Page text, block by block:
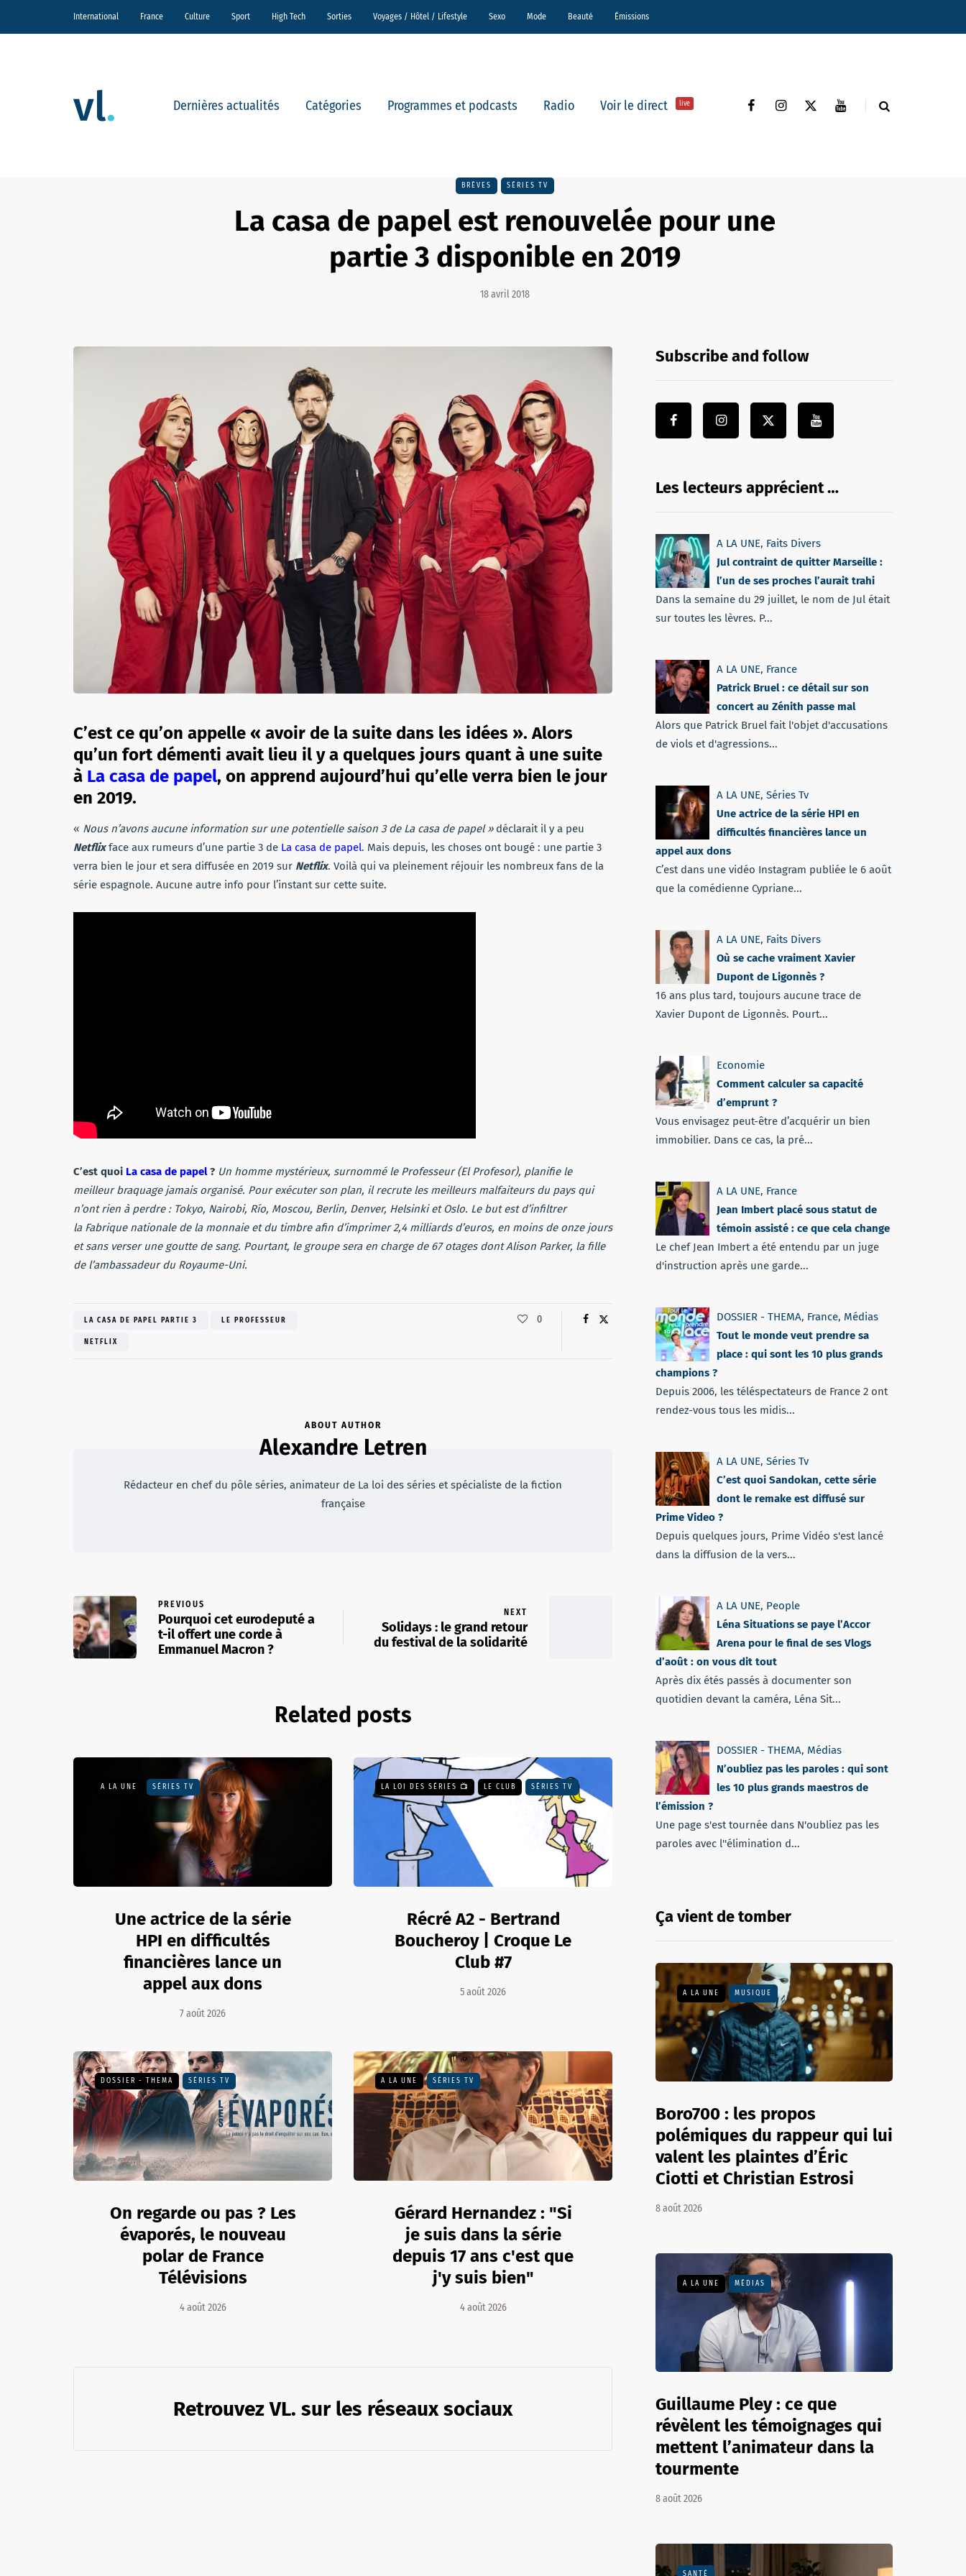
International France Culture Sport High Tech Sorties Voyages / Hôtel / Lifestyle Sexo Mode Beauté Émissions
Dernières actualités Catégories Programmes et podcasts Radio Voir le direct live
BRÈVES SÉRIES TV
La casa de papel est renouvelée pour une
partie 3 disponible en 2019
18 avril 2018
C’est ce qu’on appelle « avoir de la suite dans les idées ». Alors
qu’un fort démenti avait lieu il y a quelques jours quant à une suite
à La casa de papel, on apprend aujourd’hui qu’elle verra bien le jour
en 2019.
« Nous n’avons aucune information sur une potentielle saison 3 de La casa de papel » déclarait il y a peu
Netflixface aux rumeurs d’une partie 3 de La casa de papel. Mais depuis, les choses ont bougé : une partie 3
verra bien le jour et sera diffusée en 2019 sur Netflix. Voilà qui va pleinement réjouir les nombreux fans de la
série espagnole. Aucune autre info pour l’instant sur cette suite.
C’est quoi La casa de papel? Un homme mystérieux, surnommé le Professeur (El Profesor), planifie le
meilleur braquage jamais organisé. Pour exécuter son plan, il recrute les meilleurs malfaiteurs du pays qui
n’ont rien à perdre : Tokyo, Nairobi, Río, Moscou, Berlin, Denver, Helsinki et Oslo. Le but est d’infiltrer
la Fabrique nationale de la monnaie et du timbre afin d’imprimer 2,4 milliards d’euros, en moins de onze jours
et sans verser une goutte de sang. Pourtant, le groupe sera en charge de 67 otages dont Alison Parker, la fille
de l’ambassadeur du Royaume-Uni.
LA CASA DE PAPEL PARTIE 3 LE PROFESSEUR
NETFLIX
0
ABOUT AUTHOR
Alexandre Letren
Rédacteur en chef du pôle séries, animateur de La loi des séries et spécialiste de la fiction
française
PREVIOUS
Pourquoi cet eurodeputé a
t-il offert une corde à
Emmanuel Macron ?
NEXT
Solidays : le grand retour
du festival de la solidarité
Related posts
A LA UNE SÉRIES TV
Une actrice de la série
HPI en difficultés
financières lance un
appel aux dons
7 août 2026
LA LOI DES SÉRIES 📺 LE CLUB SÉRIES TV
Récré A2 - Bertrand
Boucheroy | Croque Le
Club #7
5 août 2026
DOSSIER - THEMA SÉRIES TV
On regarde ou pas ? Les
évaporés, le nouveau
polar de France
Télévisions
4 août 2026
A LA UNE SÉRIES TV
Gérard Hernandez : "Si
je suis dans la série
depuis 17 ans c'est que
j'y suis bien"
4 août 2026
Retrouvez VL. sur les réseaux sociaux
Subscribe and follow
Les lecteurs apprécient …
A LA UNE, Faits Divers
Jul contraint de quitter Marseille :
l’un de ses proches l’aurait trahi
Dans la semaine du 29 juillet, le nom de Jul était
sur toutes les lèvres. P...
A LA UNE, France
Patrick Bruel : ce détail sur son
concert au Zénith passe mal
Alors que Patrick Bruel fait l'objet d'accusations
de viols et d'agressions...
A LA UNE, Séries Tv
Une actrice de la série HPI en
difficultés financières lance un
appel aux dons
C’est dans une vidéo Instagram publiée le 6 août
que la comédienne Cypriane...
A LA UNE, Faits Divers
Où se cache vraiment Xavier
Dupont de Ligonnès ?
16 ans plus tard, toujours aucune trace de
Xavier Dupont de Ligonnès. Pourt...
Economie
Comment calculer sa capacité
d’emprunt ?
Vous envisagez peut-être d’acquérir un bien
immobilier. Dans ce cas, la pré...
A LA UNE, France
Jean Imbert placé sous statut de
témoin assisté : ce que cela change
Le chef Jean Imbert a été entendu par un juge
d'instruction après une garde...
DOSSIER - THEMA, France, Médias
Tout le monde veut prendre sa
place : qui sont les 10 plus grands
champions ?
Depuis 2006, les téléspectateurs de France 2 ont
rendez-vous tous les midis...
A LA UNE, Séries Tv
C’est quoi Sandokan, cette série
dont le remake est diffusé sur
Prime Video ?
Depuis quelques jours, Prime Vidéo s'est lancé
dans la diffusion de la vers...
A LA UNE, People
Léna Situations se paye l’Accor
Arena pour le final de ses Vlogs
d’août : on vous dit tout
Après dix étés passés à documenter son
quotidien devant la caméra, Léna Sit...
DOSSIER - THEMA, Médias
N’oubliez pas les paroles : qui sont
les 10 plus grands maestros de
l’émission ?
Une page s'est tournée dans N'oubliez pas les
paroles avec l''élimination d...
Ça vient de tomber
A LA UNE MUSIQUE
Boro700 : les propos
polémiques du rappeur qui lui
valent les plaintes d’Éric
Ciotti et Christian Estrosi
8 août 2026
A LA UNE MÉDIAS
Guillaume Pley : ce que
révèlent les témoignages qui
mettent l’animateur dans la
tourmente
8 août 2026
SANTÉ